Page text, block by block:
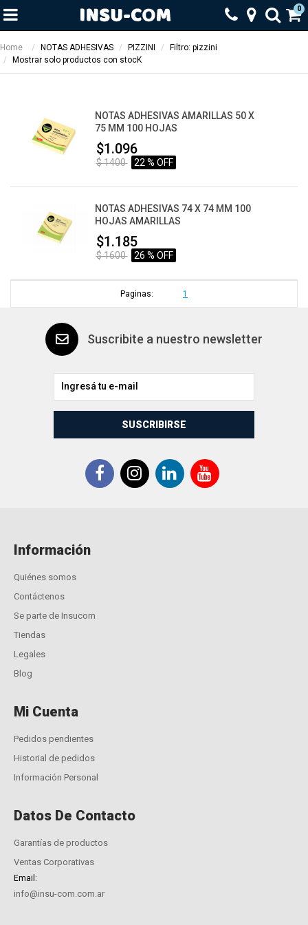
0
Home NOTAS ADHESIVAS PIZZINI
Filtro: pizzini
Mostrar solo productos con stocK
NOTAS ADHESIVAS AMARILLAS 50 X
75 MM 100 HOJAS
$1.096
$ 1400 22 % OFF
NOTAS ADHESIVAS 74 X 74 MM 100
HOJAS AMARILLAS
$1.185
$ 1600 26 % OFF
Paginas: 1
Suscribite a nuestro newsletter
SUSCRIBIRSE
Información
Quiénes somos
Contáctenos
Se parte de Insucom
Tiendas
Legales
Blog
Mi Cuenta
Pedidos pendientes
Historial de pedidos
Información Personal
Datos De Contacto
Garantías de productos
Ventas Corporativas
Email:
info@insu-com.com.ar